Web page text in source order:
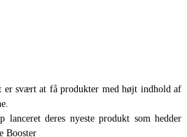
er svært at få produkter med højt indhold af
lanceret deres nyeste produkt som hedder
Booster